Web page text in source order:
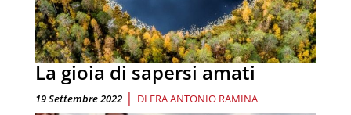
La gioia di sapersi amati
19 Settembre 2022 | DI FRA ANTONIO RAMINA